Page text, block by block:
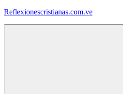
Saltar
Reflexionescristianas.com.ve